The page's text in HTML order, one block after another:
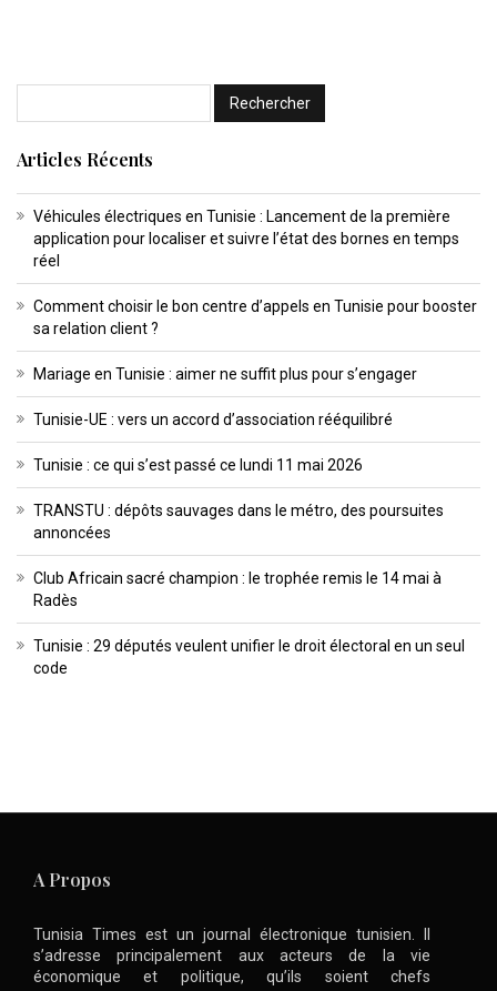
Articles Récents
Véhicules électriques en Tunisie : Lancement de la première
application pour localiser et suivre l’état des bornes en temps
réel
Comment choisir le bon centre d’appels en Tunisie pour booster
sa relation client ?
Mariage en Tunisie : aimer ne suffit plus pour s’engager
Tunisie-UE : vers un accord d’association rééquilibré
Tunisie : ce qui s’est passé ce lundi 11 mai 2026
TRANSTU : dépôts sauvages dans le métro, des poursuites
annoncées
Club Africain sacré champion : le trophée remis le 14 mai à
Radès
Tunisie : 29 députés veulent unifier le droit électoral en un seul
code
A Propos
Tunisia Times est un journal électronique tunisien. Il
s’adresse principalement aux acteurs de la vie
économique et politique, qu’ils soient chefs